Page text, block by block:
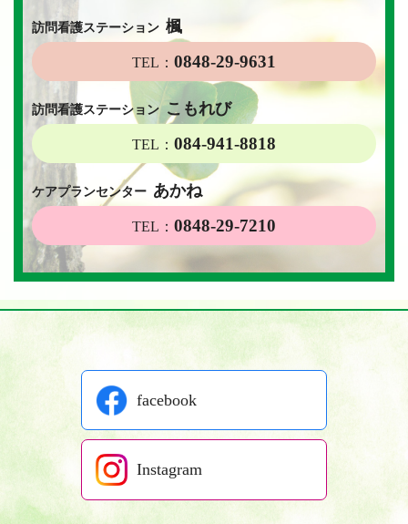
訪問看護ステーション 楓
TEL： 0848-29-9631
訪問看護ステーション こもれび
TEL： 084-941-8818
ケアプランセンター あかね
TEL： 0848-29-7210
facebook
Instagram